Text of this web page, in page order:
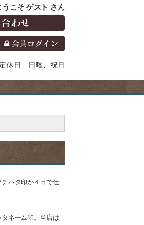
うこそ ゲスト さん
休日 日曜、祝日
ハタ印が４日で仕
ネーム印。当店は